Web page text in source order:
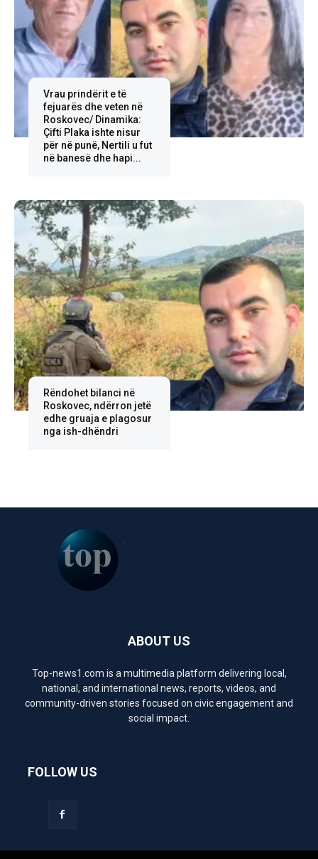
Vrau prindërit e të
fejuarës dhe veten në
Roskovec/ Dinamika:
Çifti Plaka ishte nisur
për në punë, Nertili u fut
në banesë dhe hapi...
Rëndohet bilanci në
Roskovec, ndërron jetë
edhe gruaja e plagosur
nga ish-dhëndri
ABOUT US
Top-news1.com is a multimedia platform delivering local,
national, and international news, reports, videos, and
community-driven stories focused on civic engagement and
social impact.
FOLLOW US